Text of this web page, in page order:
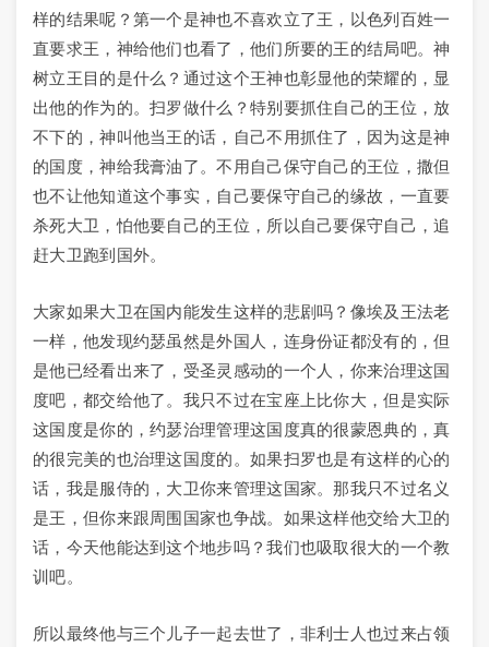
样的结果呢？第一个是神也不喜欢立了王，以色列百姓一
直要求王，神给他们也看了，他们所要的王的结局吧。神
树立王目的是什么？通过这个王神也彰显他的荣耀的，显
出他的作为的。扫罗做什么？特别要抓住自己的王位，放
不下的，神叫他当王的话，自己不用抓住了，因为这是神
的国度，神给我膏油了。不用自己保守自己的王位，撒但
也不让他知道这个事实，自己要保守自己的缘故，一直要
杀死大卫，怕他要自己的王位，所以自己要保守自己，追
赶大卫跑到国外。
大家如果大卫在国内能发生这样的悲剧吗？像埃及王法老
一样，他发现约瑟虽然是外国人，连身份证都没有的，但
是他已经看出来了，受圣灵感动的一个人，你来治理这国
度吧，都交给他了。我只不过在宝座上比你大，但是实际
这国度是你的，约瑟治理管理这国度真的很蒙恩典的，真
的很完美的也治理这国度的。如果扫罗也是有这样的心的
话，我是服侍的，大卫你来管理这国家。那我只不过名义
是王，但你来跟周围国家也争战。如果这样他交给大卫的
话，今天他能达到这个地步吗？我们也吸取很大的一个教
训吧。
所以最终他与三个儿子一起去世了，非利士人也过来占领